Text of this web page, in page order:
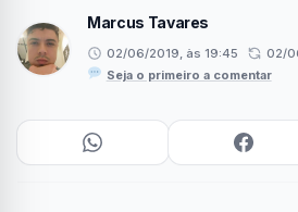
Marcus Tavares
02/06/2019, às 19:45 02/
Seja o primeiro a comentar